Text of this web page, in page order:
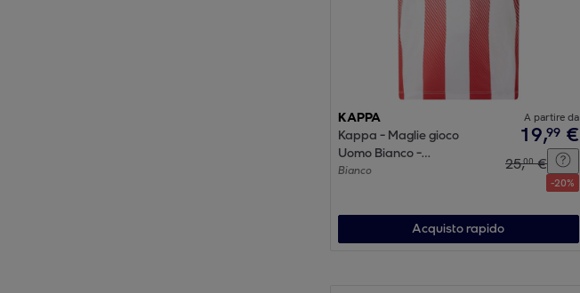
KAPPA
Kappa - Maglie gioco
Uomo Bianco -
Kappa4Football Bugo
Bianco
A partire da
19,99 €
25,00 €
-20%
Acquisto rapido